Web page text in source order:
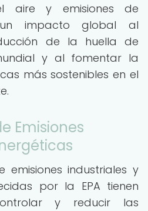
aire y emisiones de
un impacto global al
de la huella de
y al fomentar la
más sostenibles en el
Emisiones
emisiones industriales y
por la EPA tienen
y reducir las